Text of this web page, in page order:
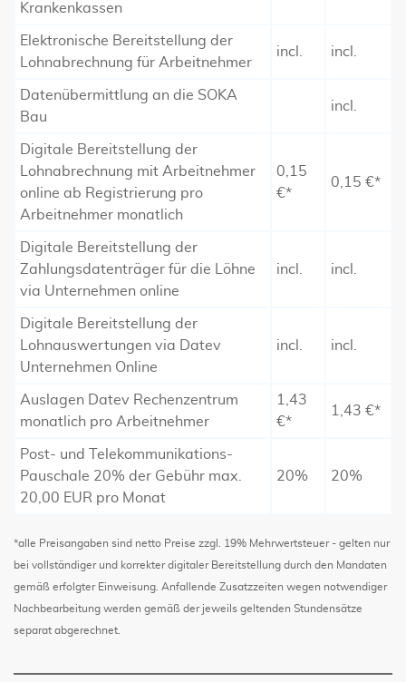
Krankenkassen
Elektronische Bereitstellung der
Lohnabrechnung für Arbeitnehmer
incl. incl.
Datenübermittlung an die SOKA
Bau
incl.
Digitale Bereitstellung der
Lohnabrechnung mit Arbeitnehmer
online ab Registrierung pro
Arbeitnehmer monatlich
0,15
€*
0,15 €*
Digitale Bereitstellung der
Zahlungsdatenträger für die Löhne
via Unternehmen online
incl. incl.
Digitale Bereitstellung der
Lohnauswertungen via Datev
Unternehmen Online
incl. incl.
Auslagen Datev Rechenzentrum
monatlich pro Arbeitnehmer
1,43
€*
1,43 €*
Post- und Telekommunikations-
Pauschale 20% der Gebühr max.
20,00 EUR pro Monat
20% 20%
*alle Preisangaben sind netto Preise zzgl. 19% Mehrwertsteuer - gelten nur
bei vollständiger und korrekter digitaler Bereitstellung durch den Mandaten
gemäß erfolgter Einweisung. Anfallende Zusatzzeiten wegen notwendiger
Nachbearbeitung werden gemäß der jeweils geltenden Stundensätze
separat abgerechnet.